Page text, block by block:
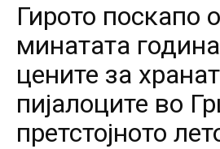
Гирото поскапо
минатата
цените за
пијалоците во
претстојното